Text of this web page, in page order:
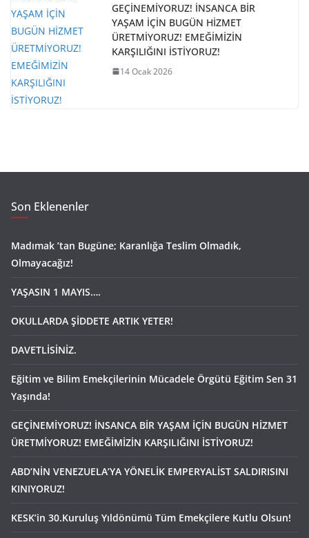
GEÇİNEMİYORUZ! İNSANCA BİR
YAŞAM İÇİN BUGÜN HİZMET
ÜRETMİYORUZ! EMEĞİMİZİN
KARŞILIĞINI İSTİYORUZ!
14 Ocak 2026
Son Eklenenler
Madımak ’tan Bugüne; Karanlığa Teslim Olmadık,
Olmayacağız!
YAŞASIN 1 MAYIS….
OKULLARDA ŞİDDETE ARTIK YETER!
DAVETLİSİNİZ.
Eğitim ve Bilim Emekçilerinin Mücadele Örgütü Eğitim Sen 31
Yaşında!
GEÇİNEMİYORUZ! İNSANCA BİR YAŞAM İÇİN BUGÜN HİZMET
ÜRETMİYORUZ! EMEĞİMİZİN KARŞILIĞINI İSTİYORUZ!
ABD’NİN VENEZUELA’YA YÖNELİK EMPERYALİST SALDIRISINI
KINIYORUZ!
KESK’in 30.Kuruluş Yıldönümü Tüm Emekçilere Kutlu Olsun!